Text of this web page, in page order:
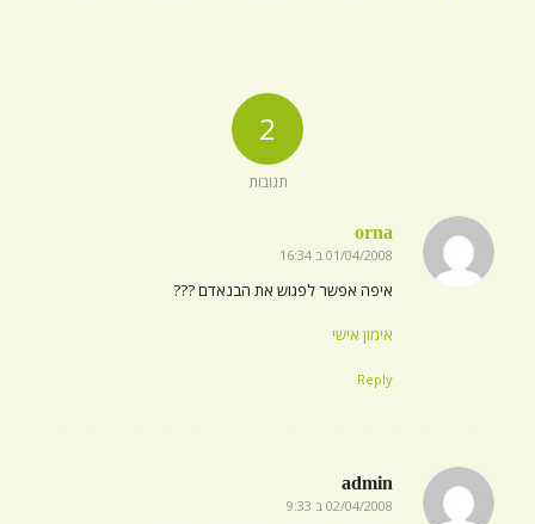
2
תגובות
orna
אומר:
01/04/2008 ב 16:34
איפה אפשר לפגוש את הבנאדם ???
אימון אישי
Reply
admin
אומר:
02/04/2008 ב 9:33